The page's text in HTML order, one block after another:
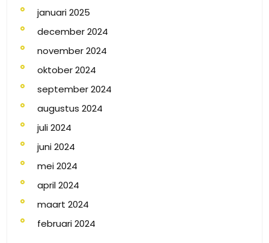
januari 2025
december 2024
november 2024
oktober 2024
september 2024
augustus 2024
juli 2024
juni 2024
mei 2024
april 2024
maart 2024
februari 2024